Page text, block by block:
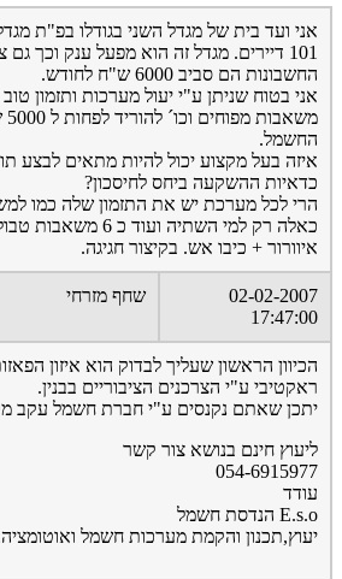
אני ועד בית של מגדל השני בגודלו בפ"ת מגדל בן 17
101 דיירים. מגדל זה הוא מפעל ענק וכך
החשבונות הם סביב 6000 ש"ח לחודש.
אני בטוח שניתן ע"י יעול מערכות ותזמון
החשמל.
איזה בעל מקצוע יכול להיות מתאים לבצע
כדאיות ההשקעה ביחס לחיסכון?
כאלה רק למי השתיה
איוורור + כיבו אש. בקיצור חגיגה.
02-02-2007
17:47:00
שחף מזרחי
הכיוון הראשון שעליך לבדוק הוא איזון
ראקטיבי ע"י הצרכנים הציבוריים בבנין.
יתכן שאתם נקנסים ע"י חברת חשמל עקב
ליעוץ חינם בנושא צור קשר
054-6915977
עודד
E.s.o הנדסת חשמל
יעוץ,תכנון והקמת מערכות חשמל